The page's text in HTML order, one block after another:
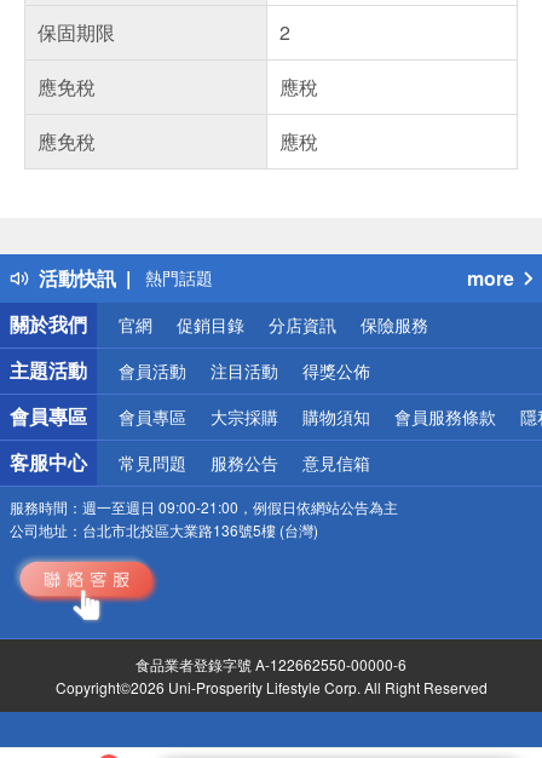
保固期限
2
應免稅
應稅
應免稅
應稅
活動快訊
得獎公告
熱門話題
銀行優惠
偏遠地區配送
詐騙網頁！請小心！
more
關於我們
官網 促銷目錄 分店資訊 保險服務
主題活動 會員活動 注目活動 得獎公佈
會員專區 會員專區 大宗採購 購物須知 會員服務條款 隱
客服中心 常見問題 服務公告 意見信箱
服務時間： 週一至週日 09:00-21:00，例假日依網站公告為主
公司地址： 台北市北投區大業路136號5樓 (台灣)
食品業者登錄字號 A-122662550-00000-6
Copyright©2026 Uni-Prosperity Lifestyle Corp. All Right Reserved